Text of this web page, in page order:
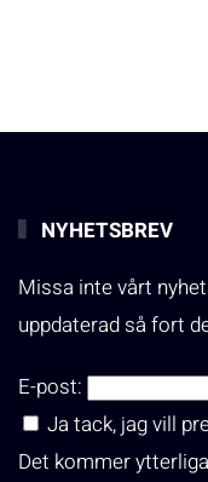
NYHETSBREV
Missa inte vårt
uppdaterad så fort
E-post:
Ja tack, jag vill
Det kommer